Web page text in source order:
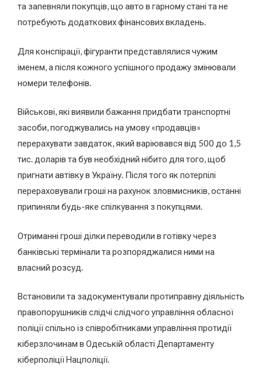
та запевняли покупців, що авто в гарному стані та не
потребують додаткових фінансових вкладень.
Для конспірації, фігуранти представлялися чужим
іменем, а після кожного успішного продажу змінювали
номери телефонів.
Військові, які виявили бажання придбати транспортні
засоби, погоджувались на умову «продавців»
перерахувати завдаток, який варіювався від 500 до 1,5
тис. доларів та був необхідний нібито для того, щоб
пригнати автівку в Україну. Після того як потерпілі
перераховували гроші на рахунок зловмисників, останні
припиняли будь-яке спілкування з покупцями.
Отриманні гроші ділки переводили в готівку через
банківські термінали та розпоряджалися ними на
власний розсуд.
Встановили та задокументували протиправну діяльність
правопорушників слідчі слідчого управління обласної
поліції спільно із співробітниками управління протидії
кіберзлочинам в Одеській області Департаменту
кіберполіції Нацполіції.